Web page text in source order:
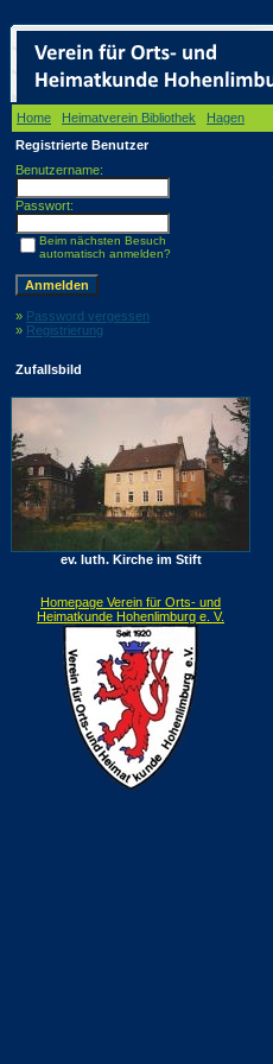
Home Heimatverein Bibliothek Hagen
Registrierte Benutzer
Benutzername:
Passwort:
Beim nächsten Besuch
automatisch anmelden?
» Password vergessen
» Registrierung
Zufallsbild
ev. luth. Kirche im Stift
Homepage Verein für Orts- und
Heimatkunde Hohenlimburg e. V.